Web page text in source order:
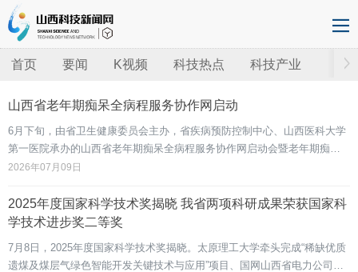
首页 要闻 K视频 科技热点 科技产业
山西省老年期痴呆全病程服务协作网启动
6月下旬，由省卫生健康委员会主办，省疾病预防控制中心、山西医科大学
第一医院承办的山西省老年期痴呆全病程服务协作网启动会暨老年期痴呆
防控能力提升培训班在太原举行。会议宣布，山西省老年期痴呆全病程服
476家医疗机构，搭建省、市、县、乡四级立体化协作网络，形成“省级统筹
引领、市级联动支撑、基层
2026年07月09日
2025年度国家科学技术奖揭晓 我省两项科研成果荣获国家科
学技术进步奖二等奖
7月8日，2025年度国家科学技术奖揭晓。太原理工大学牵头完成“稀缺优质
遗煤及煤层气绿色智能开发关键技术与应用”项目、国网山西省电力公司参